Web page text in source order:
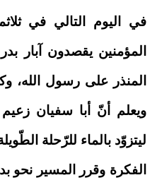
في اليوم التالي في
المؤمنين يقصدون آبار
المنذر على رسول الله،
ويعلم أنّ أبا سفيان زعيم
ليتزوّد بالماء للرّحلة
الفكرة وقرر المسير نحو